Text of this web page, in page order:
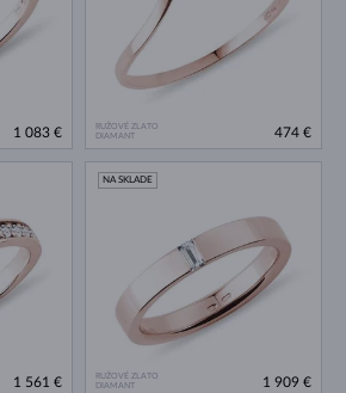
1 083 €
RUŽOVÉ ZLATO
DIAMANT
474 €
1 561 €
RUŽOVÉ ZLATO
DIAMANT
NA SKLADE
1 909 €